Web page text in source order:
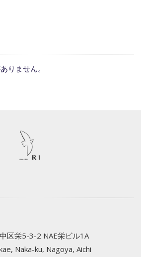
りません。
区栄5-3-2 NAE栄ビル1A
Naka-ku, Nagoya, Aichi